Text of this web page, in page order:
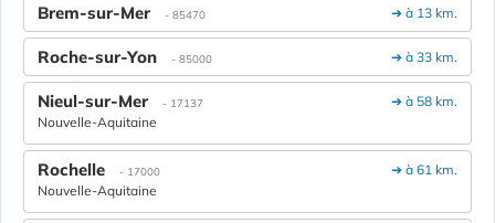
➔ à 13 km.
Brem-sur-Mer - 85470
➔ à 33 km.
Roche-sur-Yon - 85000
➔ à 58 km.
Nieul-sur-Mer - 17137
Nouvelle-Aquitaine
➔ à 61 km.
Rochelle - 17000
Nouvelle-Aquitaine